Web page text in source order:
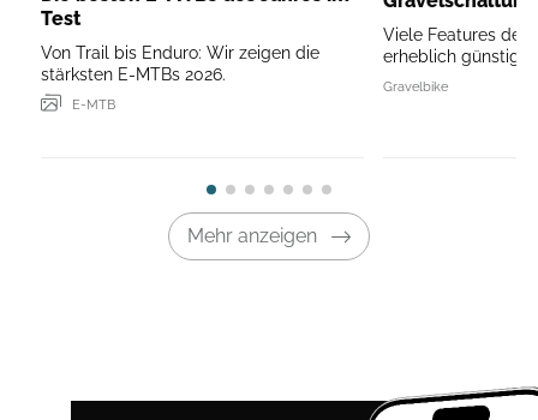
Test
Von Trail bis Enduro: Wir zeigen die
stärksten E-MTBs 2026.
E-MTB
Viele Features der
erheblich günstiger.
Gravelbike
Mehr anzeigen